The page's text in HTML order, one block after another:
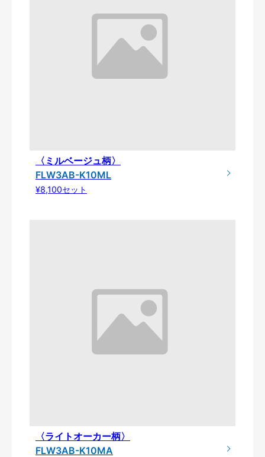
〈ミルベージュ柄〉
FLW3AB-K10ML
¥8,100セット
〈ライトオーカー柄〉
FLW3AB-K10MA